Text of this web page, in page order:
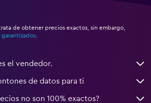
de obtener precios exactos, sin embargo,
garantizados
el vendedor.
de datos para ti
no son 100% exactos?